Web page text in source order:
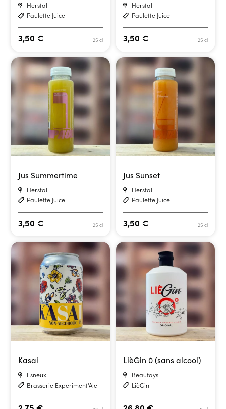
Herstal
Paulette Juice
25 cl
3,50€
Herstal
Paulette Juice
25 cl
3,50 €
Jus Summertime
Herstal
Paulette Juice
25 cl
3,50€
Jus Sunset
Herstal
Paulette Juice
25 cl
3,50 €
Kasai
Esneux
Brasserie Experiment'Ale
LièGin 0 (sans alcool)
Beaufays
LièGin